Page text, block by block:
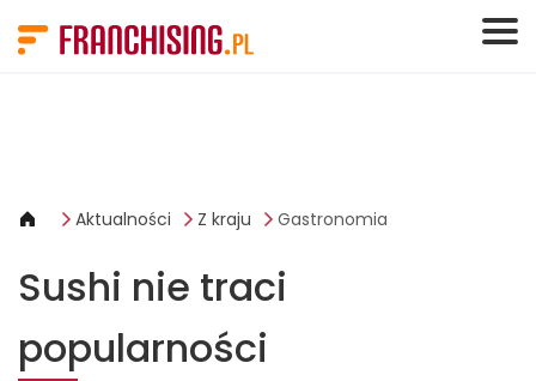
Aktualności Z kraju Gastronomia
Sushi nie traci
popularności